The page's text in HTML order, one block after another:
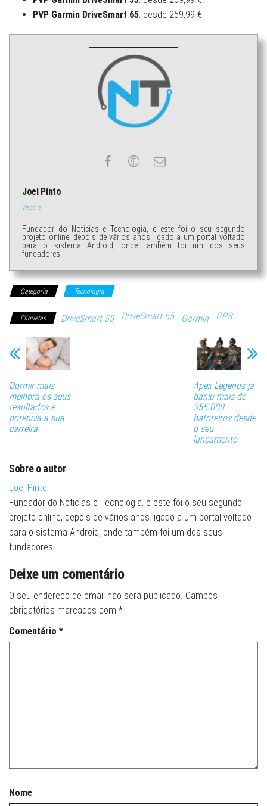
PVP Garmin DriveSmart 65: desde 259,99 €
Joel Pinto
Website
Fundador do Noticias e Tecnologia, e este foi o seu segundo
projeto online, depois de vários anos ligado a um portal voltado
para o sistema Android, onde também foi um dos seus
fundadores.
Categoria Tecnologia
Etiquetas DriveSmart 55 DriveSmart 65 Garmin GPS
Dormir mais
melhora os seus
resultados e
potencia a sua
carreira
Apex Legends já
baniu mais de
355.000
batoteiros desde
o seu
lançamento
Sobre o autor
Joel Pinto
Fundador do Noticias e Tecnologia, e este foi o seu segundo
projeto online, depois de vários anos ligado a um portal voltado
para o sistema Android, onde também foi um dos seus
fundadores.
Deixe um comentário
O seu endereço de email não será publicado. Campos
obrigatórios marcados com *
Comentário *
Nome